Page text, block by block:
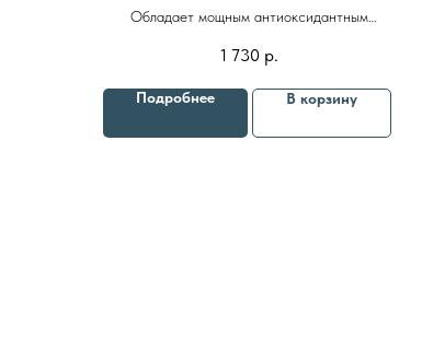
Обладает мощным антиоксидантным
и тусклым цветом лица
1 730 р.
Подробнее В корзину